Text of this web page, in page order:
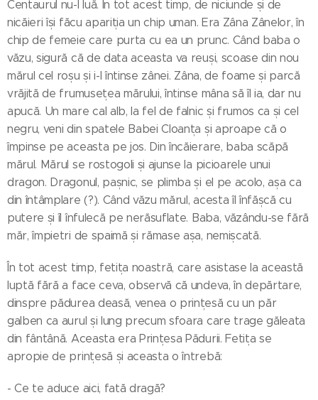
Centaurul nu-l luă. În tot acest timp, de niciunde și de
nicăieri își făcu apariția un chip uman. Era Zâna Zânelor, în
chip de femeie care purta cu ea un prunc. Când baba o
văzu, sigură că de data aceasta va reuși, scoase din nou
mărul cel roșu și i-l întinse zânei. Zâna, de foame și parcă
vrăjită de frumusețea mărului, întinse mâna să îl ia, dar nu
apucă. Un mare cal alb, la fel de falnic și frumos ca și cel
negru, veni din spatele Babei Cloanța și aproape că o
împinse pe aceasta pe jos. Din încăierare, baba scăpă
mărul. Mărul se rostogoli și ajunse la picioarele unui
dragon. Dragonul, pașnic, se plimba și el pe acolo, așa ca
din întâmplare (?). Când văzu mărul, acesta îl înfășcă cu
putere și îl înfulecă pe nerăsuflate. Baba, văzându-se fără
măr, împietri de spaimă și rămase așa, nemișcată.
În tot acest timp, fetița noastră, care asistase la această
luptă fără a face ceva, observă că undeva, în depărtare,
dinspre pădurea deasă, venea o prințesă cu un păr
galben ca aurul și lung precum sfoara care trage găleata
din fântână. Aceasta era Prințesa Pădurii. Fetița se
apropie de prințesă și aceasta o întrebă:
- Ce te aduce aici, fată dragă?